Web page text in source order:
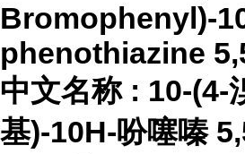
Bromophenyl)-
phenothiazine
中文名称 : 10-(4-
基)-10H-吩噻嗪